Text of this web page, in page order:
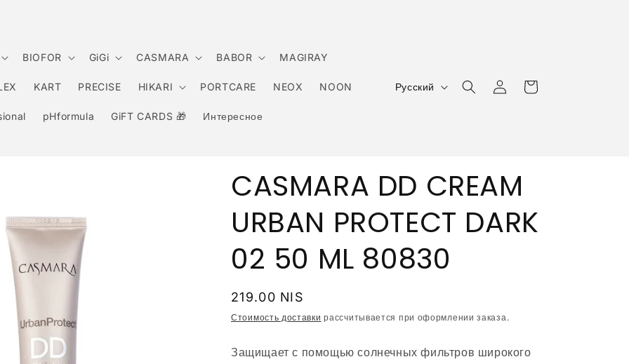
BIOFOR GiGi CASMARA BABOR MAGIRAY
KART PRECISE HIKARI PORTCARE NEOX NOON
pHformula GiFT CARDS 🎁 Интересное
ЯРусский Войти Корзина
CASMARA DD CREAM
URBAN PROTECT DARK
02 50 ML 80830
Обычная
цена
219.00 NIS
Стоимость доставки рассчитывается при оформлении заказа.
Защищает с помощью солнечных фильтров широкого